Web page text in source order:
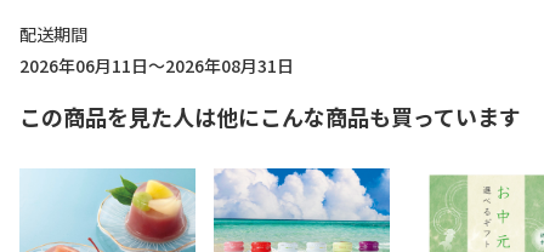
配送期間
2026年06月11日～2026年08月31日
この商品を見た人は他にこんな商品も買っています